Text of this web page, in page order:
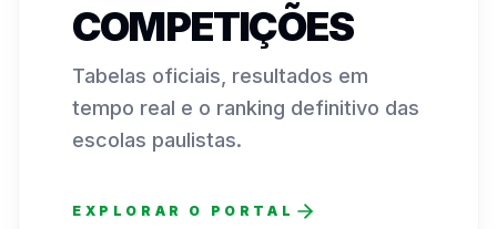
COMPETIÇÕES
Tabelas oficiais, resultados em
tempo real e o ranking definitivo das
escolas paulistas.
EXPLORAR O PORTAL